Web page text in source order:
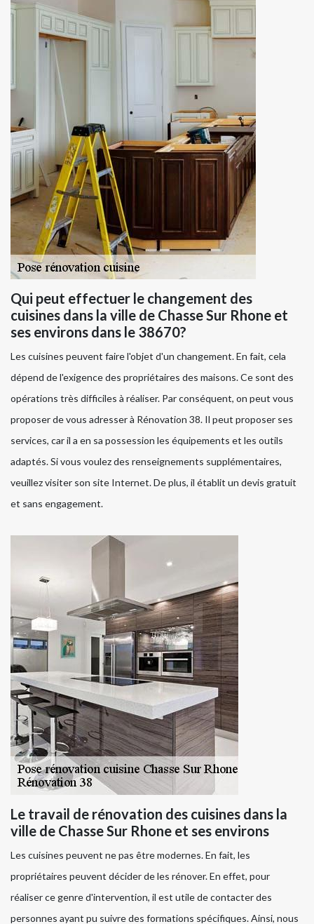
Qui peut effectuer le changement des
cuisines dans la ville de Chasse Sur Rhone et
ses environs dans le 38670?
Les cuisines peuvent faire l'objet d'un changement. En fait, cela
dépend de l'exigence des propriétaires des maisons. Ce sont des
opérations très difficiles à réaliser. Par conséquent, on peut vous
proposer de vous adresser à Rénovation 38. Il peut proposer ses
services, car il a en sa possession les équipements et les outils
adaptés. Si vous voulez des renseignements supplémentaires,
veuillez visiter son site Internet. De plus, il établit un devis gratuit
et sans engagement.
Le travail de rénovation des cuisines dans la
ville de Chasse Sur Rhone et ses environs
Les cuisines peuvent ne pas être modernes. En fait, les
propriétaires peuvent décider de les rénover. En effet, pour
réaliser ce genre d'intervention, il est utile de contacter des
personnes ayant pu suivre des formations spécifiques. Ainsi, nous